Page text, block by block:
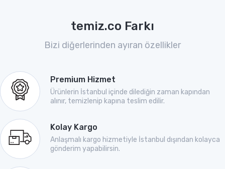
temiz.co Farkı
Bizi diğerlerinden ayıran özellikler
Premium Hizmet
Ürünlerin İstanbul içinde dilediğin zaman kapından
alınır, temizlenip kapına teslim edilir.
Kolay Kargo
Anlaşmalı kargo hizmetiyle İstanbul dışından kolayca
gönderim yapabilirsin.